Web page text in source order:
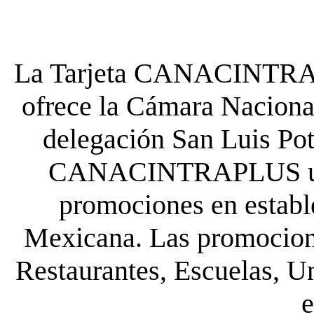
La Tarjeta
ofrece la Cámara
delegación San Luis
CANACINTRAPLUS
promociones en
Mexicana. Las
Restaurantes, Escuelas,